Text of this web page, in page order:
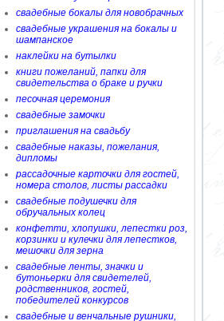
свадебные бокалы для новобрачных
свадебные украшения на бокалы и
шампанское
наклейки на бутылки
книги пожеланий, папки для
свидетельства о браке и ручки
песочная церемония
свадебные замочки
приглашения на свадьбу
свадебные наказы, пожелания,
дипломы
рассадочные карточки для гостей,
номера столов, листы рассадки
свадебные подушечки для
обручальных колец
конфетти, хлопушки, лепестки роз,
корзинки и кулечки для лепестков,
мешочки для зерна
свадебные ленты, значки и
бутоньерки для свидетелей,
родственников, гостей,
победителей конкурсов
свадебные и венчальные рушники,